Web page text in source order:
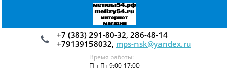
+7 (383) 291-80-32, 286-48-14
+79139158032, mps-nsk@yandex.ru
Время работы:
Пн-Пт 9:00-17:00